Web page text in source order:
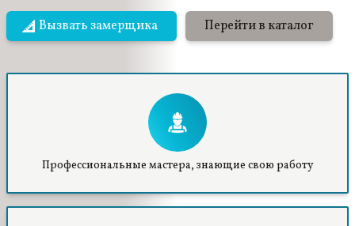
Вызвать замерщика Перейти в каталог
Профессиональные мастера, знающие свою работу